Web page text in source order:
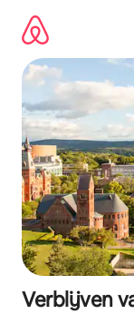
direct
naar
inhoud
Verblijven